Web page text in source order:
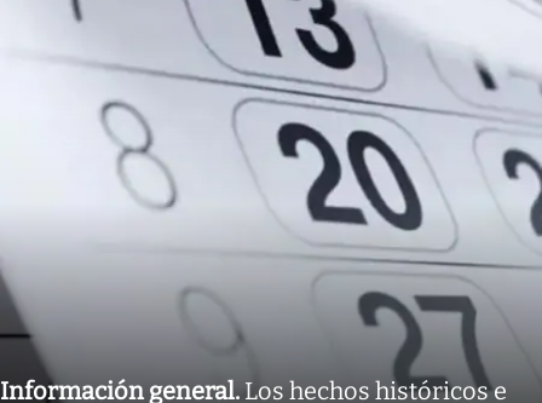
Información general. Los hechos históricos e